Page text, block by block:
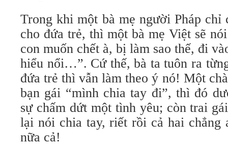
Trong khi một bà mẹ người Pháp chỉ
cho đứa trẻ, thì một bà mẹ Việt sẽ
con muốn chết à, bị làm sao thế, đi
hiểu nổi…”. Cứ thế, bà ta tuôn ra
đứa trẻ thì vẫn làm theo ý nó! Một
bạn gái “mình chia tay đi”, thì đó
sự chấm dứt một tình yêu; còn trai
lại nói chia tay, riết rồi cả hai chẳng
nữa cả!